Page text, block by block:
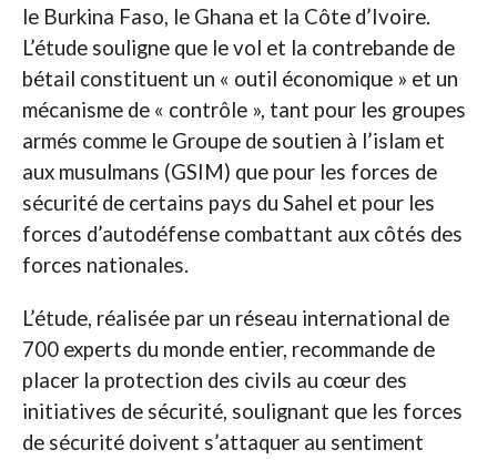
le Burkina Faso, le Ghana et la Côte d’Ivoire.
L’étude souligne que le vol et la contrebande de
bétail constituent un « outil économique » et un
mécanisme de « contrôle », tant pour les groupes
armés comme le Groupe de soutien à l’islam et
aux musulmans (GSIM) que pour les forces de
sécurité de certains pays du Sahel et pour les
forces d’autodéfense combattant aux côtés des
forces nationales.
L’étude, réalisée par un réseau international de
700 experts du monde entier, recommande de
placer la protection des civils au cœur des
initiatives de sécurité, soulignant que les forces
de sécurité doivent s’attaquer au sentiment